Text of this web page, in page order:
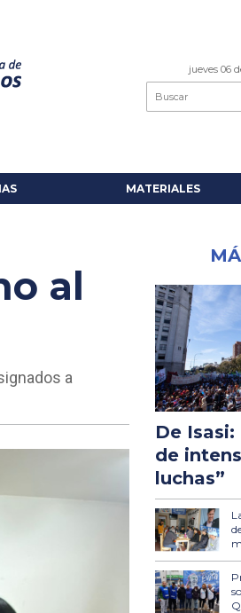
jueves 06
MATERIALES
al
a
De
de
luchas”